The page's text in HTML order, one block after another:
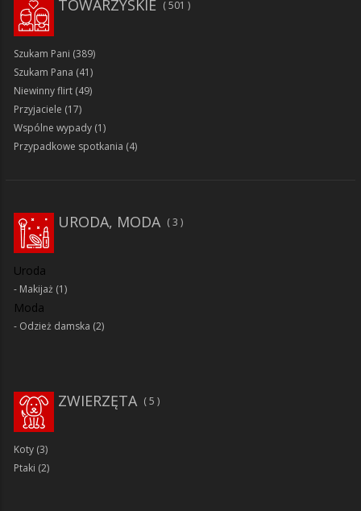
TOWARZYSKIE 501
Szukam Pani (389)
Szukam Pana (41)
Niewinny flirt (49)
Przyjaciele (17)
Wspólne wypady (1)
Przypadkowe spotkania (4)
URODA, MODA 3
Uroda
Makijaż (1)
Moda
Odzież damska (2)
ZWIERZĘTA 5
Koty (3)
Ptaki (2)